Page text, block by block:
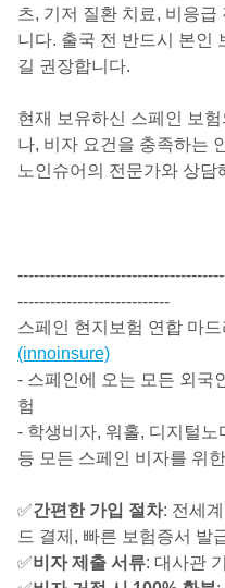
츠, 기저 질환 치료, 비응
니다. 출국 전 반드시 본인
길 권장합니다.
현재 보유하신 스페인 보
나, 비자 요건을 충족하는
노인슈어의 전문가와 상
----------------------------
스페인 현지보험 연합 마
(innoinsure)
- 스페인에 오는 모든 외국
험
- 학생비자, 워홀, 디지털
등 모든 스페인 비자를 위
✅간편한 가입 절차: 전세
드 결제, 빠른 보험증서 발
✅비자 제출 서류: 대사관